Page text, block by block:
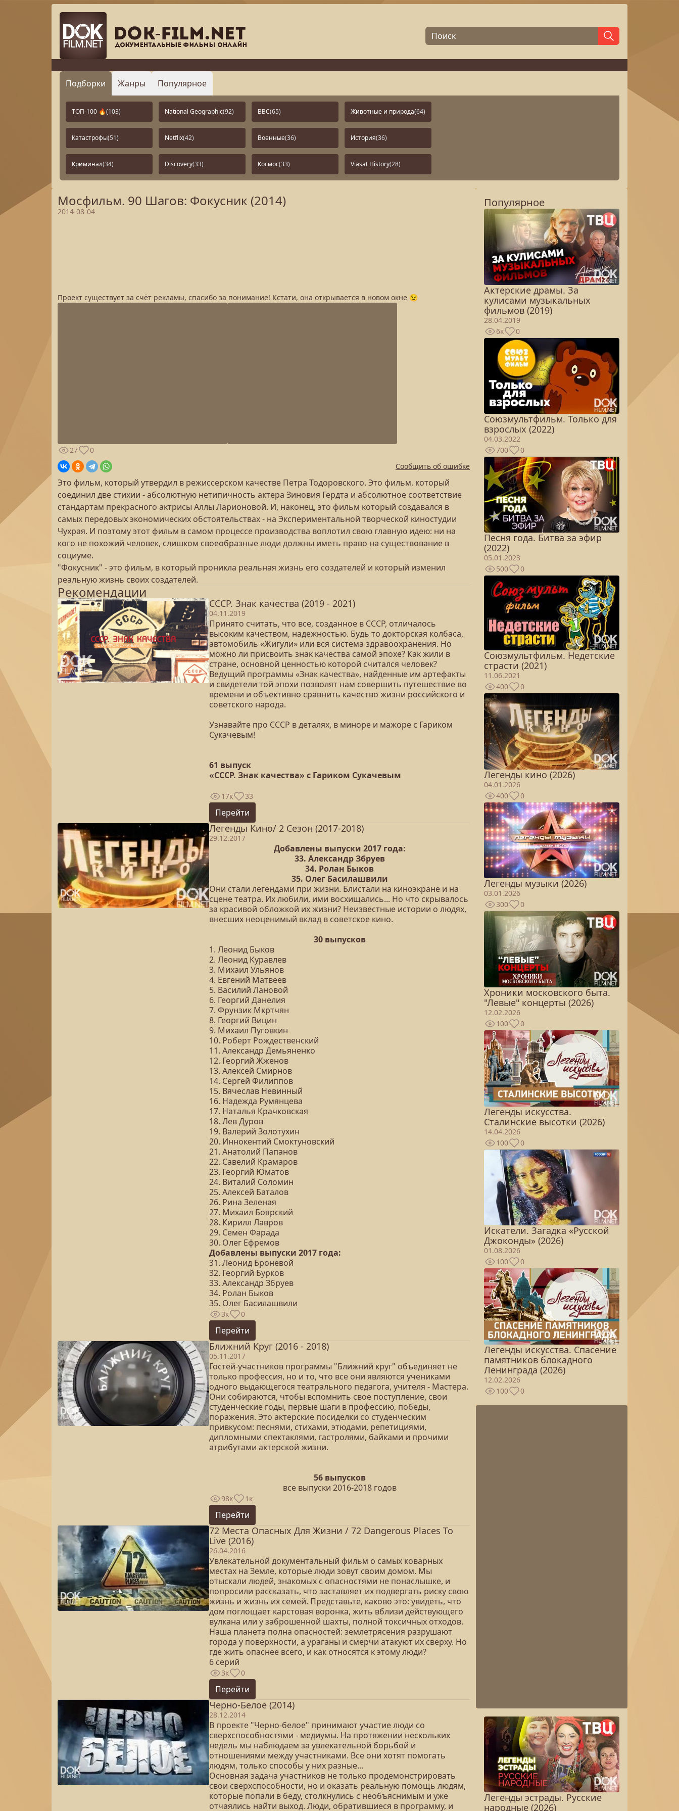
Подборки Жанры Популярное
ТОП-100 🔥(103) National Geographic(92) BBC(65) Животные и природа(64)
Катастрофы(51) Netflix(42) Военные(36) История(36)
Криминал(34) Discovery(33) Космос(33) Viasat History(28)
Мосфильм. 90 Шагов: Фокусник (2014)
2014-08-04
Проект существует за счёт рекламы, спасибо за понимание! Кстати, она открывается в новом окне 😉
27
0
Сообщить об ошибке
Это фильм, который утвердил в режиссерском качестве Петра Тодоровского. Это фильм, который
соединил две стихии - абсолютную нетипичность актера Зиновия Гердта и абсолютное соответствие
стандартам прекрасного актрисы Аллы Ларионовой. И, наконец, это фильм который создавался в
самых передовых экономических обстоятельствах - на Экспериментальной творческой киностудии
Чухрая. И поэтому этот фильм в самом процессе производства воплотил свою главную идею: ни на
кого не похожий человек, слишком своеобразные люди должны иметь право на существование в
социуме.
"Фокусник" - это фильм, в который проникла реальная жизнь его создателей и который изменил
реальную жизнь своих создателей.
Рекомендации
СССР. Знак качества (2019 - 2021)
04.11.2019
Принято считать, что все, созданное в СССР, отличалось
высоким качеством, надежностью. Будь то докторская колбаса,
автомобиль «Жигули» или вся система здравоохранения. Но
можно ли присвоить знак качества самой эпохе? Как жили в
стране, основной ценностью которой считался человек?
Ведущий программы «Знак качества», найденные им артефакты
и свидетели той эпохи позволят нам совершить путешествие во
времени и объективно сравнить качество жизни российского и
советского народа.
Узнавайте про СССР в деталях, в миноре и мажоре с Гариком
Сукачевым!
61 выпуск
«СССР. Знак качества» с Гариком Сукачевым
17к 33
Перейти
Легенды Кино/ 2 Сезон (2017-2018)
29.12.2017
Добавлены выпуски 2017 года:
33. Александр Збруев
34. Ролан Быков
35. Олег Басилашвили
Они стали легендами при жизни. Блистали на киноэкране и на
сцене театра. Их любили, ими восхищались... Но что скрывалось
за красивой обложкой их жизни? Неизвестные истории о людях,
внесших неоценимый вклад в советское кино.
30 выпусков
1. Леонид Быков
2. Леонид Куравлев
3. Михаил Ульянов
4. Евгений Матвеев
5. Василий Лановой
6. Георгий Данелия
7. Фрунзик Мкртчян
8. Георгий Вицин
9. Михаил Пуговкин
10. Роберт Рождественский
11. Александр Демьяненко
12. Георгий Жженов
13. Алексей Смирнов
14. Сергей Филиппов
15. Вячеслав Невинный
16. Надежда Румянцева
17. Наталья Крачковская
18. Лев Дуров
19. Валерий Золотухин
20. Иннокентий Смоктуновский
21. Анатолий Папанов
22. Савелий Крамаров
23. Георгий Юматов
24. Виталий Соломин
25. Алексей Баталов
26. Рина Зеленая
27. Михаил Боярский
28. Кирилл Лавров
29. Семен Фарада
30. Олег Ефремов
Добавлены выпуски 2017 года:
31. Леонид Броневой
32. Георгий Бурков
33. Александр Збруев
34. Ролан Быков
35. Олег Басилашвили
3к 0
Перейти
Ближний Круг (2016 - 2018)
05.11.2017
Гостей-участников программы "Ближний круг" объединяет не
только профессия, но и то, что все они являются учениками
одного выдающегося театрального педагога, учителя - Мастера.
Они собираются, чтобы вспомнить свое поступление, свои
студенческие годы, первые шаги в профессию, победы,
поражения. Это актерские посиделки со студенческим
привкусом: песнями, стихами, этюдами, репетициями,
дипломными спектаклями, гастролями, байками и прочими
атрибутами актерской жизни.
56 выпусков
все выпуски 2016-2018 годов
98к 1к
Перейти
72 Места Опасных Для Жизни / 72 Dangerous Places To
Live (2016)
26.04.2016
Увлекательной документальный фильм о самых коварных
местах на Земле, которые люди зовут своим домом. Мы
отыскали людей, знакомых с опасностями не понаслышке, и
попросили рассказать, что заставляет их подвергать риску свою
жизнь и жизнь их семей. Представьте, каково это: увидеть, что
дом поглощает карстовая воронка, жить вблизи действующего
вулкана или у заброшенной шахты, полной токсичных отходов.
Наша планета полна опасностей: землетрясения разрушают
города у поверхности, а ураганы и смерчи атакуют их сверху. Но
где жить опаснее всего, и как относятся к этому люди?
6 серий
3к 0
Перейти
Черно-Белое (2014)
28.12.2014
В проекте "Черно-белое" принимают участие люди со
сверхспособностями - медиумы. На протяжении нескольких
недель мы наблюдаем за увлекательной борьбой и
отношениями между участниками. Все они хотят помогать
людям, только способы у них разные...
Основная задача участников не только продемонстрировать
свои сверхспособности, но и оказать реальную помощь людям,
которые попали в беду, столкнулись с необъяснимым и уже
отчаялись найти выход. Люди, обратившиеся в программу, и
Популярное
Актерские драмы. За
кулисами музыкальных
фильмов (2019)
28.04.2019
6к
0
Союзмультфильм. Только для
взрослых (2022)
04.03.2022
700
0
Песня года. Битва за эфир
(2022)
05.01.2023
500
0
Союзмультфильм. Недетские
страсти (2021)
11.06.2021
400
0
Легенды кино (2026)
04.01.2026
400
0
Легенды музыки (2026)
03.01.2026
300
0
Хроники московского быта.
"Левые" концерты (2026)
12.02.2026
100
0
Легенды искусства.
Сталинские высотки (2026)
14.04.2026
100
0
Искатели. Загадка «Русской
Джоконды» (2026)
01.08.2026
100
0
Легенды искусства. Спасение
памятников блокадного
Ленинграда (2026)
12.02.2026
100
0
Легенды эстрады. Русские
народные (2026)